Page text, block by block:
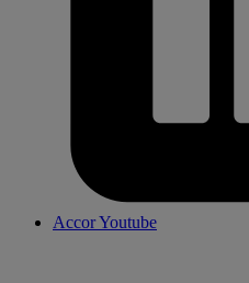
Accor Youtube